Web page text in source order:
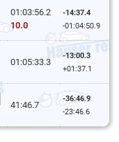
01:03:56.2
10.0
-14:37.4
-01:04:50.9
01:05:33.3
-13:00.3
+01:37.1
41:46.7
-36:46.9
-23:46.6